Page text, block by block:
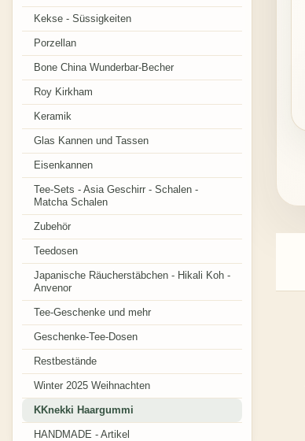
Kekse - Süssigkeiten
Porzellan
Bone China Wunderbar-Becher
Roy Kirkham
Keramik
Glas Kannen und Tassen
Eisenkannen
Tee-Sets - Asia Geschirr - Schalen -
Matcha Schalen
Zubehör
Teedosen
Japanische Räucherstäbchen - Hikali Koh -
Anvenor
Tee-Geschenke und mehr
Geschenke-Tee-Dosen
Restbestände
Winter 2025 Weihnachten
KKnekki Haargummi
HANDMADE - Artikel